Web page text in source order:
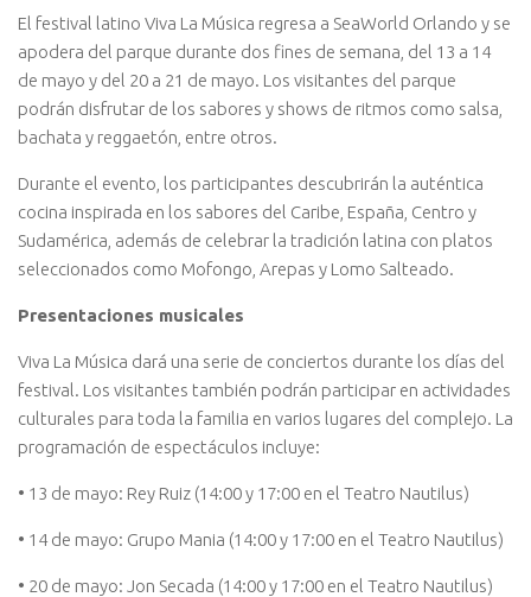
El festival latino Viva La Música regresa a SeaWorld Orlando y se
apodera del parque durante dos fines de semana, del 13 a 14
de mayo y del 20 a 21 de mayo. Los visitantes del parque
podrán disfrutar de los sabores y shows de ritmos como salsa,
bachata y reggaetón, entre otros.
Durante el evento, los participantes descubrirán la auténtica
cocina inspirada en los sabores del Caribe, España, Centro y
Sudamérica, además de celebrar la tradición latina con platos
seleccionados como Mofongo, Arepas y Lomo Salteado.
Presentaciones musicales
Viva La Música dará una serie de conciertos durante los días del
festival. Los visitantes también podrán participar en actividades
culturales para toda la familia en varios lugares del complejo. La
programación de espectáculos incluye:
• 13 de mayo: Rey Ruiz (14:00 y 17:00 en el Teatro Nautilus)
• 14 de mayo: Grupo Mania (14:00 y 17:00 en el Teatro Nautilus)
• 20 de mayo: Jon Secada (14:00 y 17:00 en el Teatro Nautilus)